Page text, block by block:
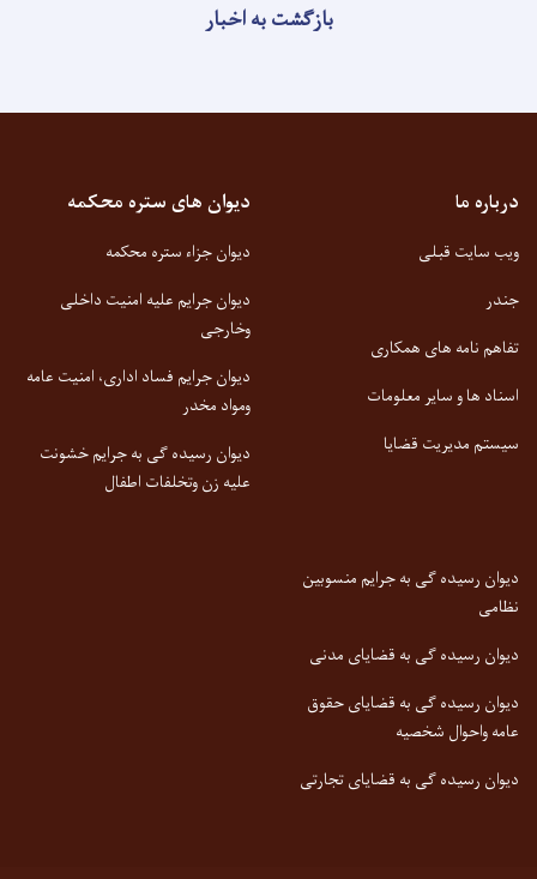
بازگشت به اخبار
درباره ما
ویب سایت قبلی
جندر
تفاهم نامه های همکاری
اسناد ها و سایر معلومات
سیستم مدیریت قضایا
دیوان های ستره محکمه
دیوان جزاء ستره محکمه
دیوان جرایم علیه امنیت داخلی
وخارجی
دیوان جرایم فساد اداری، امنیت عامه
ومواد مخدر
دیوان رسیده گی به جرایم خشونت
علیه زن وتخلفات اطفال
دیوان رسیده گی به جرایم منسوبین
نظامی
دیوان رسیده گی به قضایای مدنی
دیوان رسیده گی به قضایای حقوق
عامه واحوال شخصیه
دیوان رسیده گی به قضایای تجارتی